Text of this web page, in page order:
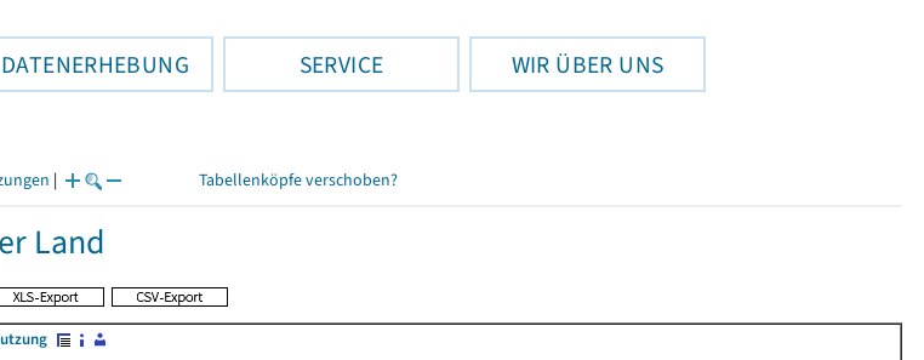
DATENERHEBUNG SERVICE WIR ÜBER UNS
| Tabellenköpfe verschoben?
Land